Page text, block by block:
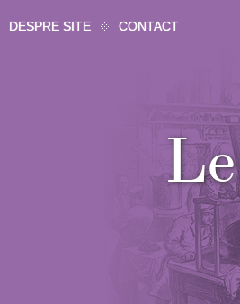
DESPRE SITE CONTACT